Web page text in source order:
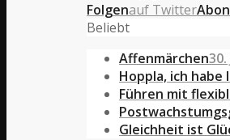
Folgenauf Twitter
Beliebt
Affenmärchen30.
Hoppla, ich habe
Führen mit
Gleichheit ist